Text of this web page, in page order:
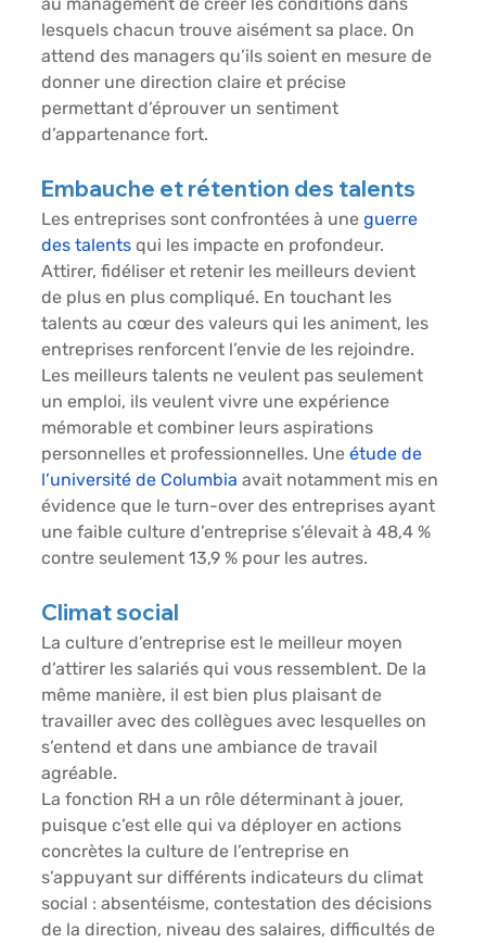
lesquels chacun trouve aisément sa place. On
attend des managers qu’ils soient en mesure de
donner une direction claire et précise
permettant d’éprouver un sentiment
d’appartenance fort.
Embauche et rétention des talents
Les entreprises sont confrontées à une guerre
des talents qui les impacte en profondeur.
Attirer, fidéliser et retenir les meilleurs devient
de plus en plus compliqué. En touchant les
talents au cœur des valeurs qui les animent, les
entreprises renforcent l’envie de les rejoindre.
Les meilleurs talents ne veulent pas seulement
un emploi, ils veulent vivre une expérience
mémorable et combiner leurs aspirations
personnelles et professionnelles. Une étude de
l’université de Columbia avait notamment mis en
évidence que le turn-over des entreprises ayant
une faible culture d’entreprise s’élevait à 48,4 %
contre seulement 13,9 % pour les autres.
Climat social
La culture d’entreprise est le meilleur moyen
d’attirer les salariés qui vous ressemblent. De la
même manière, il est bien plus plaisant de
travailler avec des collègues avec lesquelles on
s’entend et dans une ambiance de travail
agréable.
La fonction RH a un rôle déterminant à jouer,
puisque c’est elle qui va déployer en actions
concrètes la culture de l’entreprise en
s’appuyant sur différents indicateurs du climat
social : absentéisme, contestation des décisions
de la direction, niveau des salaires, difficultés de